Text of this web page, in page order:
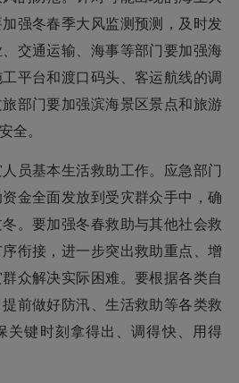
强冬春季大风监测预测，及时发
交通运输、海事等部门要加强海
工平台和渡口码头、客运航线的调
部门要加强滨海景区景点和旅游
全。
员基本生活救助工作。应急部门
金全面发放到受灾群众手中，确
。要加强冬春救助与其他社会救
衔接，进一步突出救助重点、增
众解决实际困难。要根据各类自
前做好防汛、生活救助等各类救
关键时刻拿得出、调得快、用得